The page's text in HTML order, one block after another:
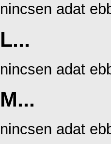
nincsen adat
L...
nincsen adat
M...
nincsen adat